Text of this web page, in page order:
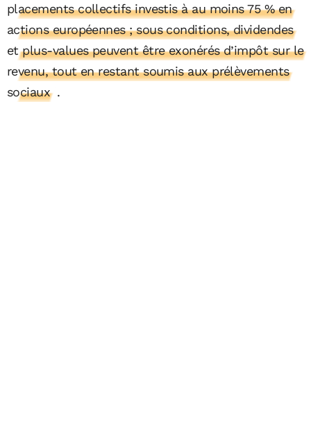
placements collectifs investis à au moins 75 % en
actions européennes ; sous conditions, dividendes
et plus-values peuvent être exonérés d’impôt sur le
revenu, tout en restant soumis aux prélèvements
sociaux .